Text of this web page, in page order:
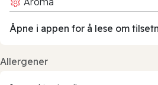
Åpne i appen for å lese om
Allergener